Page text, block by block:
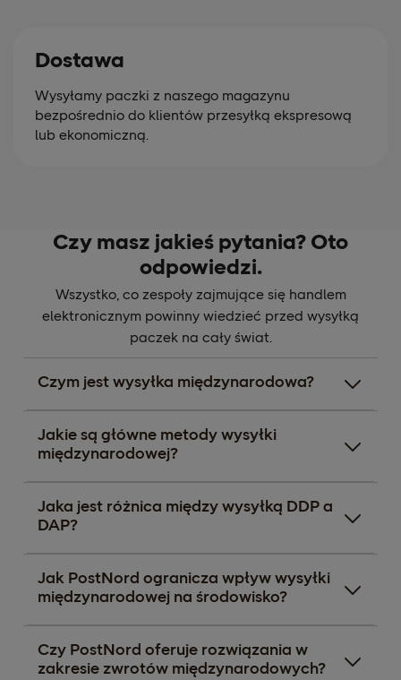
Dostawa
Wysyłamy paczki z naszego magazynu
bezpośrednio do klientów przesyłką ekspresową
lub ekonomiczną.
Czy masz jakieś pytania? Oto
odpowiedzi.
Wszystko, co zespoły zajmujące się handlem
elektronicznym powinny wiedzieć przed wysyłką
paczek na cały świat.
Czym jest wysyłka międzynarodowa?
Jakie są główne metody wysyłki
międzynarodowej?
Jaka jest różnica między wysyłką DDP a
DAP?
Jak PostNord ogranicza wpływ wysyłki
międzynarodowej na środowisko?
Czy PostNord oferuje rozwiązania w
zakresie zwrotów międzynarodowych?